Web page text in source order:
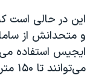
این در حالی است
و متحدانش از
می‌توانند تا ۱۵۰ متر دقت داشته باشد.